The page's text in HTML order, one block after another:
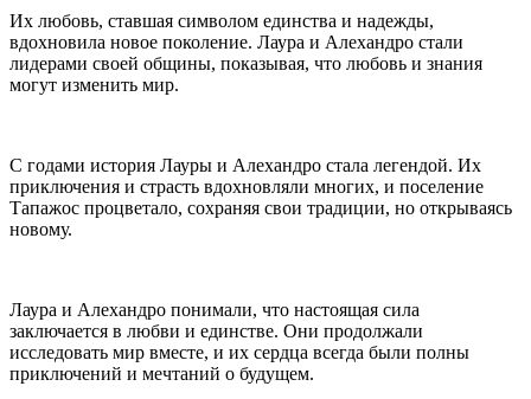
Их любовь, ставшая символом единства и надежды,
вдохновила новое поколение. Лаура и Алехандро стали
лидерами своей общины, показывая, что любовь и знания
могут изменить мир.
С годами история Лауры и Алехандро стала легендой. Их
приключения и страсть вдохновляли многих, и поселение
Тапажос процветало, сохраняя свои традиции, но открываясь
новому.
Лаура и Алехандро понимали, что настоящая сила
заключается в любви и единстве. Они продолжали
исследовать мир вместе, и их сердца всегда были полны
приключений и мечтаний о будущем.